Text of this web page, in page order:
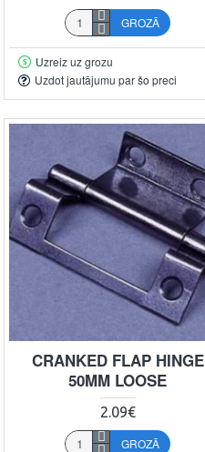
GROZĀ
Uzreiz uz grozu
Uzdot jautājumu par šo preci
CRANKED FLAP HINGE
50MM LOOSE
2.09€
GROZĀ